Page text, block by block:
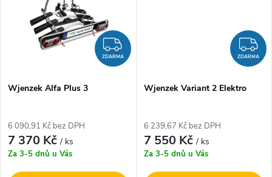
ZDARMA
ZDARMA
Wjenzek Alfa Plus 3
6 090,91 Kč bez DPH
7 370 Kč/ ks
Za 3-5 dnů u Vás
ZDARMA
Wjenzek Variant 2 Elektro
6 239,67 Kč bez DPH
7 550 Kč/ ks
Za 3-5 dnů u Vás